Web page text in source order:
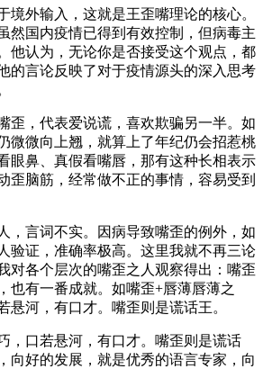
境外输入，这就是王歪嘴理论的核心。
然国内疫情已得到有效控制，但病毒主
他认为，无论你是否接受这个观点，都
的言论反映了对于疫情源头的深入思考
歪，代表爱说谎，喜欢欺骗另一半。如
微微向上翘，就算上了年纪仍会招惹桃
眼鼻、真假看嘴唇，那有这种长相表示
歪脑筋，经常做不正的事情，容易受到
，言词不实。因病导致嘴歪的例外，如
验证，准确率极高。这里我就不再三论
对各个层次的嘴歪之人观察得出：嘴歪
也有一番成就。如嘴歪+唇薄唇薄之
悬河，有口才。嘴歪则是谎话王。
，口若悬河，有口才。嘴歪则是谎话
向好的发展，就是优秀的语言专家，向